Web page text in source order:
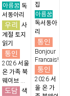
아름꿈 독
서동아리
우리
사
계절 토지
읽기
통인
2026 서울
온 가족 북
웨이브 ...
도담 색
집
아름꿈
독서동아
리
통인
Bonjour
Francais!
통인
2026 서
울 온 가